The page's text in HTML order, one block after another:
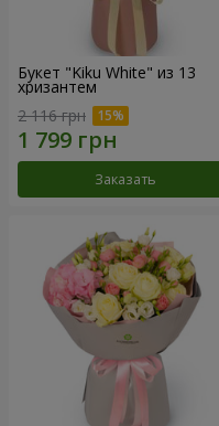
Букет "Kiku White" из 13
хризантем
2 116 грн
Заказать